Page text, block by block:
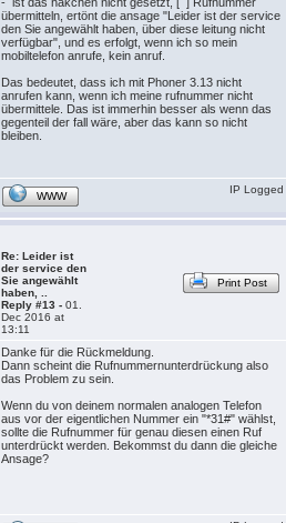
übermitteln, ertönt die ansage "Leider ist der service
den Sie angewählt haben, über diese leitung nicht
verfügbar", und es erfolgt, wenn ich so mein
mobiltelefon anrufe, kein anruf.
Das bedeutet, dass ich mit Phoner 3.13 nicht
anrufen kann, wenn ich meine rufnummer nicht
übermittele. Das ist immerhin besser als wenn das
gegenteil der fall wäre, aber das kann so nicht
bleiben.
WWW
IP Logged
Re: Leider ist
der service den
Sie angewählt
haben, ..
Reply #13 - 01.
Dec 2016 at
13:11
Print Post
Danke für die Rückmeldung.
Dann scheint die Rufnummernunterdrückung also
das Problem zu sein.
Wenn du von deinem normalen analogen Telefon
aus vor der eigentlichen Nummer ein "*31#" wählst,
sollte die Rufnummer für genau diesen einen Ruf
unterdrückt werden. Bekommst du dann die gleiche
Ansage?